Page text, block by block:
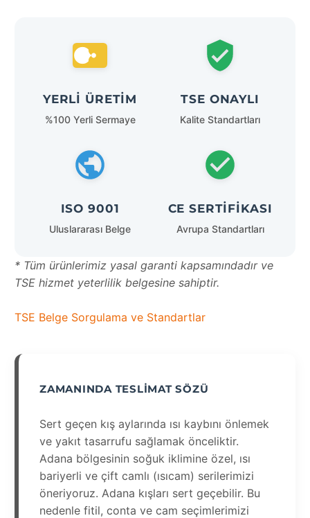
YERLI ÜRETIM
%100 Yerli Sermaye
TSE ONAYLI
Kalite Standartları
ISO 9001
Uluslararası Belge
CE SERTIFIKASI
Avrupa Standartları
* Tüm ürünlerimiz yasal garanti kapsamındadır ve
TSE hizmet yeterlilik belgesine sahiptir.
TSE Belge Sorgulama ve Standartlar
ZAMANINDA TESLIMAT SÖZÜ
Sert geçen kış aylarında ısı kaybını önlemek
ve yakıt tasarrufu sağlamak önceliktir.
Adana bölgesinin soğuk iklimine özel, ısı
bariyerli ve çift camlı (ısıcam) serilerimizi
öneriyoruz. Adana kışları sert geçebilir. Bu
nedenle fitil, conta ve cam seçimlerimizi